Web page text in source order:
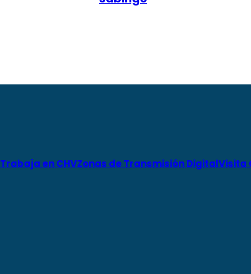
Trabaja en CHVZonas de Transmisión DigitalVisita